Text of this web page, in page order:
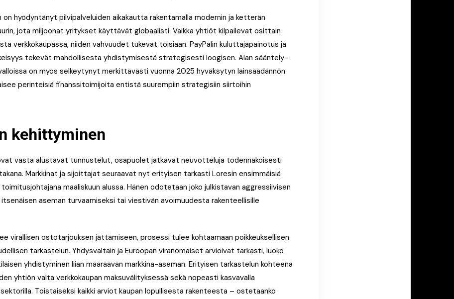
hyödyntänyt pilvipalveluiden aikakautta rakentamalla modernin ja ketterän
jota miljoonat yritykset käyttävät globaalisti. Vaikka yhtiöt kilpailevat osittain
verkkokaupassa, niiden vahvuudet tukevat toisiaan. PayPalin kuluttajapainotus ja
tekevät mahdollisesta yhdistymisestä strategisesti loogisen. Alan sääntely-
on myös selkeytynyt merkittävästi vuonna 2025 hyväksytyn lainsäädännön
perinteisiä finanssitoimijoita entistä suurempiin strategisiin siirtoihin
kehittyminen
vasta alustavat tunnustelut, osapuolet jatkavat neuvotteluja todennäköisesti
Markkinat ja sijoittajat seuraavat nyt erityisen tarkasti Loresin ensimmäisiä
toimitusjohtajana maaliskuun alussa. Hänen odotetaan joko julkistavan aggressiivisen
aseman turvaamiseksi tai viestivän avoimuudesta rakenteellisille
virallisen ostotarjouksen jättämiseen, prosessi tulee kohtaamaan poikkeuksellisen
tarkastelun. Yhdysvaltain ja Euroopan viranomaiset arvioivat tarkasti, luoko
yhdistyminen liian määräävän markkina-aseman. Erityisen tarkastelun kohteena
yhtiön valta verkkokaupan maksuvälityksessä sekä nopeasti kasvavalla
Toistaiseksi kaikki arviot kaupan lopullisesta rakenteesta – ostetaanko